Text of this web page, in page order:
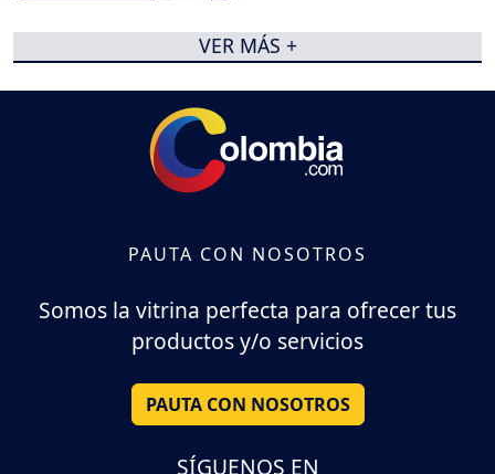
VER MÁS +
PAUTA CON NOSOTROS
Somos la vitrina perfecta para ofrecer tus
productos y/o servicios
PAUTA CON NOSOTROS
SÍGUENOS EN